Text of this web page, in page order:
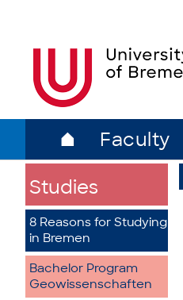
⌂ Faculty
Studies
8 Reasons for Studying
in Bremen
Bachelor Program
Geowissenschaften